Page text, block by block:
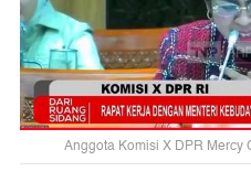
Anggota Komisi X DPR Mercy